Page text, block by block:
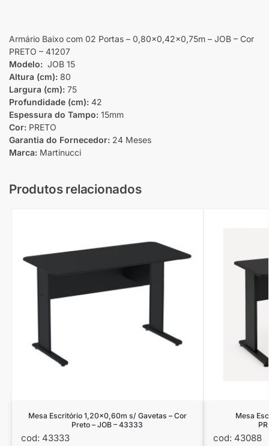
Armário Baixo com 02 Portas – 0,80×0,42×0,75m – JOB – Cor
PRETO – 41207
Modelo: JOB 15
Altura (cm): 80
Largura (cm): 75
Profundidade (cm): 42
Espessura do Tampo: 15mm
Cor: PRETO
Garantia do Fornecedor: 24 Meses
Marca: Martinucci
Produtos relacionados
Mesa Escritório 1,20×0,60m s/ Gavetas – Cor
Preto – JOB – 43333
cod: 43333
Mesa
cod: 43088